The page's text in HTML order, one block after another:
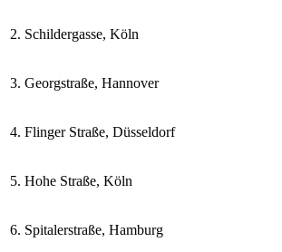
2. Schildergasse, Köln
3. Georgstraße, Hannover
4. Flinger Straße, Düsseldorf
5. Hohe Straße, Köln
6. Spitalerstraße, Hamburg